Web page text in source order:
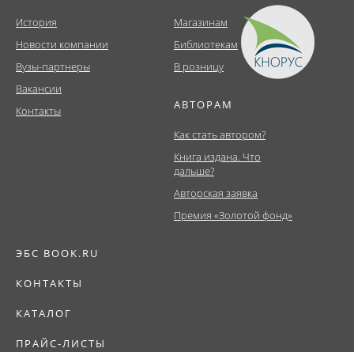
История
Новости компании
Вузы-партнеры
Вакансии
Контакты
Магазинам
Библиотекам
В розницу
АВТОРАМ
Как стать автором?
Книга издана. Что
дальше?
Авторская заявка
Премия «Золотой фонд»
ЭБС BOOK.RU
КОНТАКТЫ
КАТАЛОГ
ПРАЙС-ЛИСТЫ